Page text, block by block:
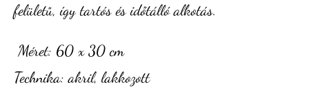
felületű, így tartós és időtálló alkotás.
Méret: 60 x 30 cm
Technika: akril, lakkozott